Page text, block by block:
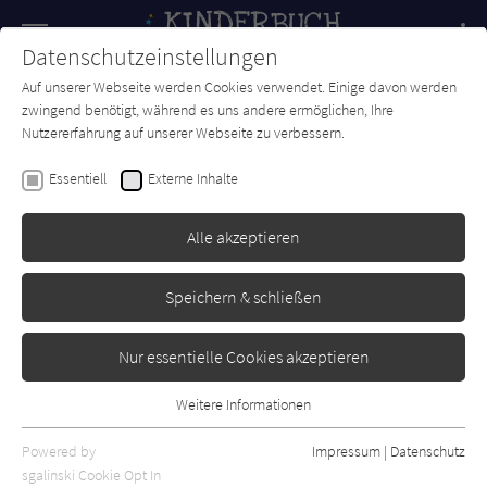
SUCHE Forum Charts Newsletter
Katrina Charman
Der letzte Feuerfalke (7) und
das Wolkenland
Loewe
Datenschutzeinstellungen
Auf unserer Webseite werden Cookies verwendet. Einige davon werden
zwingend benötigt, während es uns andere ermöglichen, Ihre
Nutzererfahrung auf unserer Webseite zu verbessern.
Essentiell Externe Inhalte
Alle akzeptieren
Speichern & schließen
Nur essentielle Cookies akzeptieren
Essentielle Cookies werden für grundlegende Funktionen der
Webseite benötigt. Dadurch ist gewährleistet, dass die Webseite
Weitere Informationen
Powered by
sgalinski Cookie Opt In
Impressum | Datenschutz